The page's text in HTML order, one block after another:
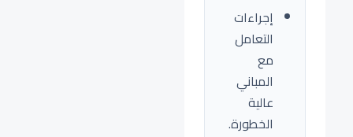
إجراءات
التعامل
مع
المباني
عالية
الخطورة.